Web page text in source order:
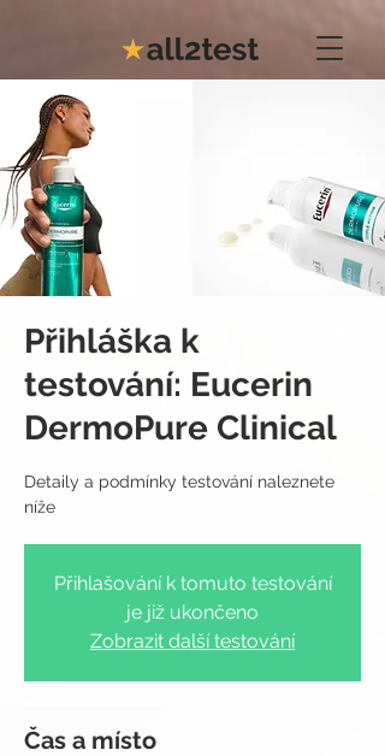
Přihláška k
testování: Eucerin
DermoPure Clinical
Detaily a podmínky testování naleznete
Přihlašování k tomuto testování
je již ukončeno
Zobrazit další testování
Čas a místo